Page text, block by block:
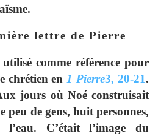
lettre de Pierre
comme référence pour
chrétien en1 Pierre3, 20-21.
jours où Noé construisait
peu de gens, huit personnes,
C’était l’image du